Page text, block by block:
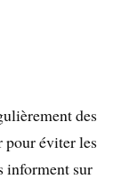
des
pour éviter les
informent sur